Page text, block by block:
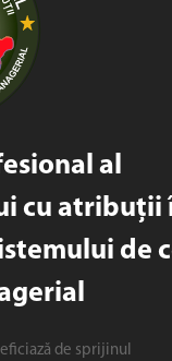
al
cu atribuții
de
de sprijinul